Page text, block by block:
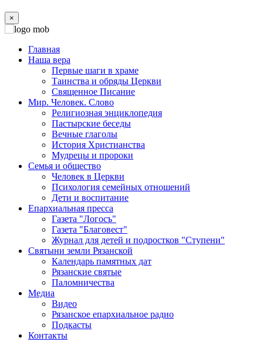
×
Главная
Наша вера
Первые шаги в храме
Таинства и обряды Церкви
Священное Писание
Мир. Человек. Слово
Религиозная энциклопедия
Пастырские беседы
Вечные глаголы
История Христианства
Мудрецы и пророки
Семья и общество
Человек в Церкви
Психология семейных отношений
Дети и воспитание
Епархиальная пресса
Газета "Логосъ"
Газета "Благовест"
Журнал для детей и подростков "Ступени"
Святыни земли Рязанской
Календарь памятных дат
Рязанские святые
Паломничества
Медиа
Видео
Рязанское епархиальное радио
Подкасты
Контакты